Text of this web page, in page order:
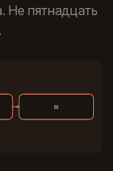
Не пятнадцать